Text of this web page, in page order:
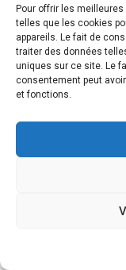
Pour offrir les
telles que les cookies
appareils. Le fait de
traiter des données
uniques sur ce site. Le
consentement peut
et fonctions.
Déplacement
Capbreton
Hossegor
Labenne
et alentours
Bayonne
Biarritz
2025